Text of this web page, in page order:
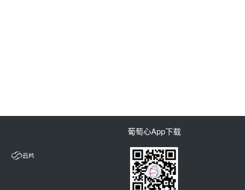
葡萄心App下载